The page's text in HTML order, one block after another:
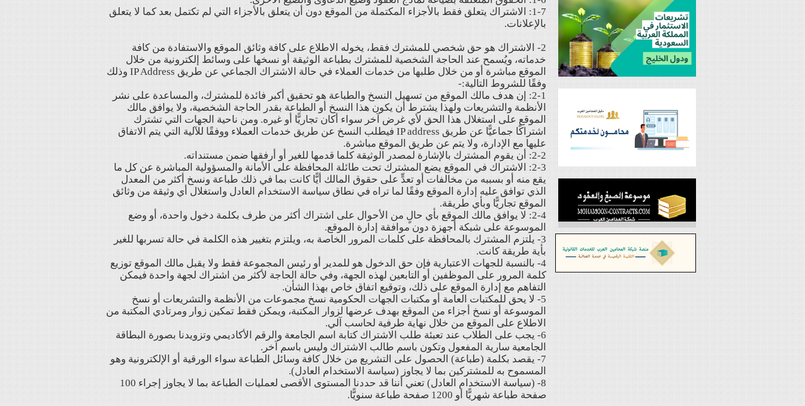
1-7: الاشتراك يتعلق فقط بالأجزاء المكتملة من الموقع دون أن يتعلق بالأجزاء التي لم تكتمل بعد كما لا يتعلق
بالإعلانات.
2- الاشتراك هو حق شخصي للمشترك فقط، يخوله الاطلاع على كافة وثائق الموقع والاستفادة من كافة
خدماته، ويُسمح عند الحاجة الشخصية للمشترك بطباعة الوثيقة أو نسخها على وسائط إلكترونية من خلال
الموقع مباشرة أو من خلال طلبها من خدمات العملاء في حالة الاشتراك الجماعي عن طريق IP Address وذلك
وفقًا للشروط التالية:-
2-1: إن هدف مالك الموقع من تسهيل النسخ والطباعة هو تحقيق أكبر فائدة للمشترك، والمساعدة على نشر
الأنظمة والتشريعات ولهذا يشترط أن يكون هذا النسخ أو الطباعة بقدر الحاجة الشخصية، ولا يوافق مالك
الموقع على استغلال هذا الحق لأي غرض آخر سواء أكان تجاريًّا أو غيره. ومن ناحية الجهات التي تشترك
اشتراكًا جماعيًّا عن طريق IP address فيطلب النسخ عن طريق خدمات العملاء ووفقًا للآلية التي يتم الاتفاق
عليها مع الإدارة، ولا يتم عن طريق الموقع مباشرة.
2-2: أن يقوم المشترك بالإشارة لمصدر الوثيقة كلما قدمها للغير أو أرفقها ضمن مستنداته.
2-3: الاشتراك في الموقع يضع المشترك تحت طائلة المحافظة على الأمانة والمسؤولية المباشرة عن كل ما
يقع منه أو بسببه من مخالفات أو تعدٍّ على حقوق المالك أيًّا كانت بما في ذلك طباعة ونسخ أكثر من المعدل
الذي توافق عليه إدارة الموقع وفقًا لما تراه في نطاق سياسة الاستخدام العادل واستغلال أي وثيقة من وثائق
الموقع تجاريًّا وبأي طريقة.
2-4: لا يوافق مالك الموقع بأي حالٍ من الأحوال على اشتراك أكثر من طرف بكلمة دخول واحدة، أو وضع
الموسوعة على شبكة أجهزة دون موافقة إدارة الموقع.
3- يلتزم المشترك بالمحافظة على كلمات المرور الخاصة به، ويلتزم بتغيير هذه الكلمة في حالة تسربها للغير
بأية طريقة كانت.
4- بالنسبة للجهات الاعتبارية فإن حق الدخول هو للمدير أو رئيس المجموعة فقط ولا يقبل مالك الموقع توزيع
كلمة المرور على الموظفين أو التابعين لهذه الجهة، وفي حالة الحاجة لأكثر من اشتراك لجهة واحدة فيمكن
التفاهم مع إدارة الموقع على ذلك، وتوقيع اتفاق خاص بهذا الشأن.
5- لا يحق للمكتبات العامة أو مكتبات الجهات الحكومية نسخ مجموعات من الأنظمة والتشريعات أو نسخ
الموسوعة أو نسخ أجزاء من الموقع بهدف عرضها لزوار المكتبة، ويمكن فقط تمكين زوار ومرتادي المكتبة من
الاطلاع على الموقع من خلال نهاية طرفية لحاسب آلي.
6- يجب على الطلاب عند تعبئة طلب الاشتراك كتابة اسم الجامعة والرقم الأكاديمي وتزويدنا بصورة البطاقة
الجامعية سارية المفعول وتكون باسم طالب الاشتراك وليس باسم آخر.
7- يقصد بكلمة (طباعة) الحصول على التشريع من خلال كافة وسائل الطباعة سواء الورقية أو الإلكترونية وهو
المسموح به للمشتركين بما لا يجاوز (سياسة الاستخدام العادل).
8- (سياسة الاستخدام العادل) تعني أننا قد حددنا المستوى الأقصى لعمليات الطباعة بما لا يجاوز إجراء 100
صفحة طباعة شهريًّا أو 1200 صفحة طباعة سنويًّا.